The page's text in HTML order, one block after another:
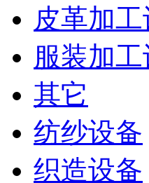
皮革加
服装加
其它
纺纱设备
织造设备